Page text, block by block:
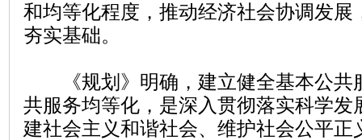
和均等化程度，推动经济社会协调发展
夯实基础。
《规划》明确，建立健全基本公共
共服务均等化，是深入贯彻落实科学发
建社会主义和谐社会、维护社会公平正